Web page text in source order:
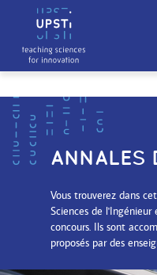
ANNALES
Vous trouverez dans
Sciences de
concours. Ils sont
proposés par des